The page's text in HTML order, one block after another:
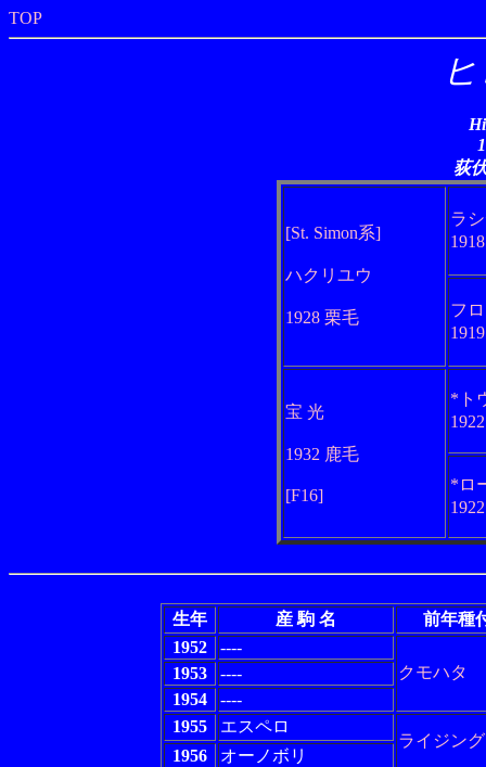
TOP
荻
[St. Simon系]
ハクリユウ
1928 栗毛
ラ
フ
宝 光
1932 鹿毛
[F16]
*ト
*ロ
生年 産 駒 名
前年種
1952
----
クモハタ
1953
----
1954
----
1955
エスペロ
ライジン
1956
オーノボリ